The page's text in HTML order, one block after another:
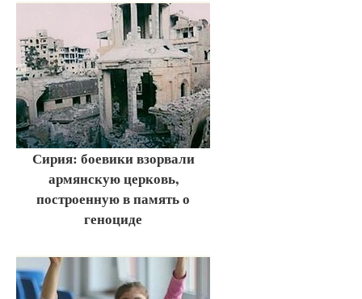
Сирия: боевики взорвали
армянскую церковь,
построенную в память о
геноциде